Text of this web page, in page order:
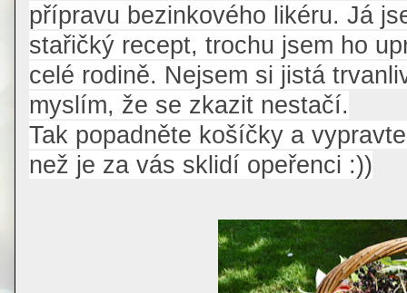
přípravu bezinkového likéru. Já
stařičký recept, trochu jsem ho
celé rodině. Nejsem si jistá
myslím, že se zkazit nestačí.
Tak popadněte košíčky a
než je za vás sklidí opeřenci :))